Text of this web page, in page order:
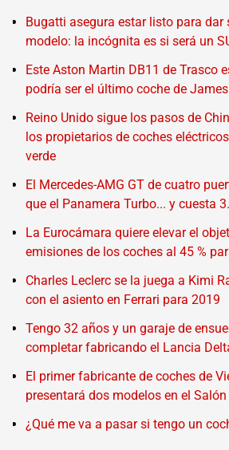
Bugatti asegura estar listo para dar
modelo: la incógnita es si será un
Este Aston Martin DB11 de Trasco
podría ser el último coche de
Reino Unido sigue los pasos de
los propietarios de coches
verde
El Mercedes-AMG GT de cuatro
que el Panamera Turbo... y cuesta
La Eurocámara quiere elevar el
emisiones de los coches al 45 %
Charles Leclerc se la juega a Kimi
con el asiento en Ferrari para 2019
Tengo 32 años y un garaje de
completar fabricando el Lancia
El primer fabricante de coches de
presentará dos modelos en el
¿Qué me va a pasar si tengo un